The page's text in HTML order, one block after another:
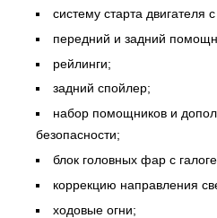
систему старта двигателя
передний и задний
рейлинги;
задний спойлер;
набор помощников и
безопасности;
блок головных фар с
коррекцию направления
ходовые огни;